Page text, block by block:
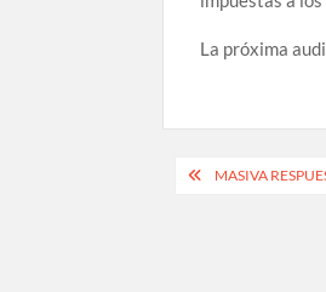
La próxima
MASIVA